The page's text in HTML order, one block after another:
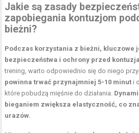
Jakie są zasady
zapobiegania kontuzjom
bieżni?
Podczas korzystania z bieżni, kluczowe
bezpieczeństwa i ochrony przed
trening, warto odpowiednio się do niego
powinna trwać przynajmniej 5-10 minut i
które pobudzą mięśnie do działania.
bieganiem zwiększa elastyczność, co
urazów.